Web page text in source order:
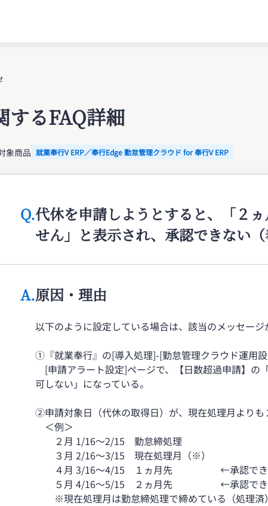
するFAQ詳細
象商品 就業奉行V ERP／奉行Edge 勤怠管理クラウド for 奉行V ERP
Q.代休を申請しようとすると、「２
せん」と表示され、承認できない（
A.原因・理由
以下のように設定している場合は、該当のメッセージ
①『就業奉行』の[導入処理]-[勤怠管理クラウド運用
[申請アラート設定]ページで、【日数超過申請】の
可しない」になっている。
②申請対象日（代休の取得日）が、現在処理月よりも
＜例＞
２月 1/16～2/15 勤怠締処理
３月 2/16～3/15 現在処理月（※）
４月 3/16～4/15 １ヵ月先 ←承認でき
５月 4/16～5/15 ２ヵ月先 ←承認でき
※現在処理月は勤怠締処理で締めている（処理済